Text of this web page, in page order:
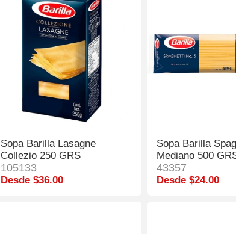
Sopa Barilla Lasagne
Collezio 250 GRS
105133
Desde $36.00
Sopa Barilla
Mediano 500
43357
Desde $24.00